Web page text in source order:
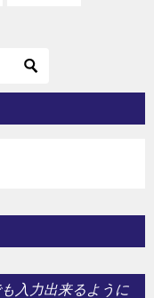
入力出来るように